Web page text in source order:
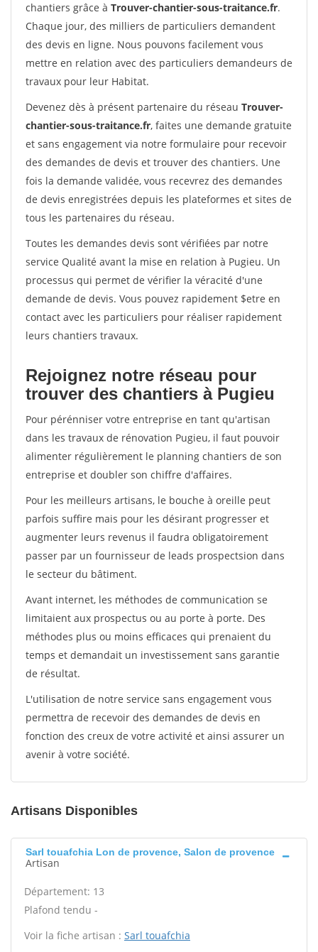
chantiers grâce à Trouver-chantier-sous-traitance.fr.
Chaque jour, des milliers de particuliers demandent
des devis en ligne. Nous pouvons facilement vous
mettre en relation avec des particuliers demandeurs de
travaux pour leur Habitat.
Devenez dès à présent partenaire du réseau Trouver-
chantier-sous-traitance.fr, faites une demande gratuite
et sans engagement via notre formulaire pour recevoir
des demandes de devis et trouver des chantiers. Une
fois la demande validée, vous recevrez des demandes
de devis enregistrées depuis les plateformes et sites de
tous les partenaires du réseau.
Toutes les demandes devis sont vérifiées par notre
service Qualité avant la mise en relation à Pugieu. Un
processus qui permet de vérifier la véracité d'une
demande de devis. Vous pouvez rapidement $etre en
contact avec les particuliers pour réaliser rapidement
leurs chantiers travaux.
Rejoignez notre réseau pour
trouver des chantiers à Pugieu
Pour pérénniser votre entreprise en tant qu'artisan
dans les travaux de rénovation Pugieu, il faut pouvoir
alimenter régulièrement le planning chantiers de son
entreprise et doubler son chiffre d'affaires.
Pour les meilleurs artisans, le bouche à oreille peut
parfois suffire mais pour les désirant progresser et
augmenter leurs revenus il faudra obligatoirement
passer par un fournisseur de leads prospectsion dans
le secteur du bâtiment.
Avant internet, les méthodes de communication se
limitaient aux prospectus ou au porte à porte. Des
méthodes plus ou moins efficaces qui prenaient du
temps et demandait un investissement sans garantie
de résultat.
L'utilisation de notre service sans engagement vous
permettra de recevoir des demandes de devis en
fonction des creux de votre activité et ainsi assurer un
avenir à votre société.
Artisans Disponibles
Sarl touafchia Lon de provence, Salon de provence
Artisan
Département: 13
Plafond tendu -
Voir la fiche artisan : Sarl touafchia